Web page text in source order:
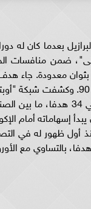
بعدما كان له
على استاد "بيرو
بثوان معدودة. جاء
طريقه ماركينيوس بعد عرضية نيمار من
أول ظهور له في
ملاحقيه، وهو التشيلي أليكسيس سانشيز،